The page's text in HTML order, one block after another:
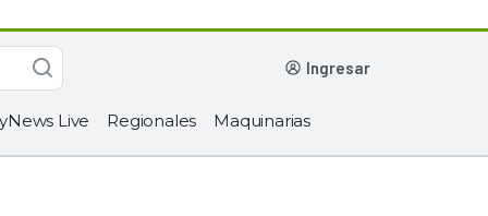
ingresar
Live Regionales Maquinarias